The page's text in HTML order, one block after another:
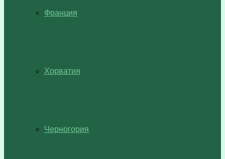
Франция
Хорватия
Черногория